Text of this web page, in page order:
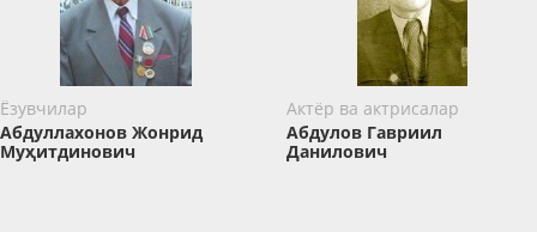
Ёзувчилар
Абдуллахонов Жонрид
Муҳитдинович
Актёр ва актрисалар
Абдулов Гавриил
Данилович